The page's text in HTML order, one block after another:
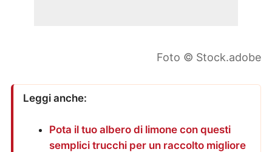
Foto © Stock.adobe
Leggi anche:
Pota il tuo albero di limone con questi
semplici trucchi per un raccolto migliore